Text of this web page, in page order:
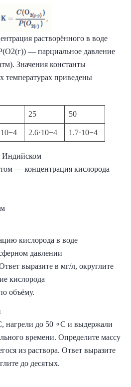
растворённого в воде
— парциальное давление
Значения константы
температурах приведены
25 50
2.6⋅10−4 1.7⋅10−4
Индийском
— концентрация кислорода
кислорода в воде
давлении
выразите в мг/л, округлите
кислорода
объёму.
нагрели до 50 ∘C и выдержали
времени. Определите массу
из раствора. Ответ выразите
до десятых.